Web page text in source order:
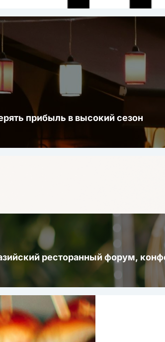
прибыль в высокий сезон
ресторанный форум,